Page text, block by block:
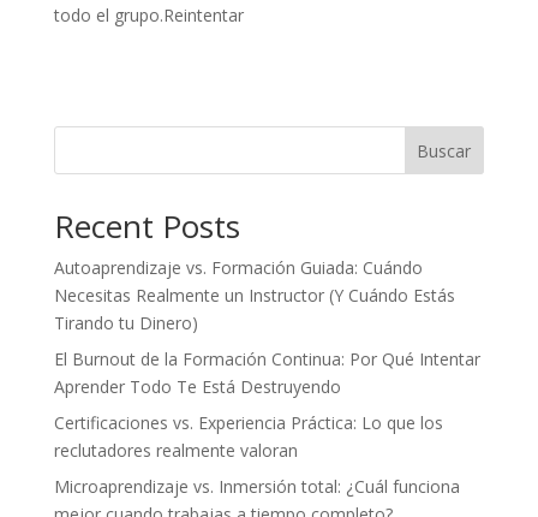
todo el grupo.Reintentar
Buscar
Recent Posts
Autoaprendizaje vs. Formación Guiada: Cuándo
Necesitas Realmente un Instructor (Y Cuándo Estás
Tirando tu Dinero)
El Burnout de la Formación Continua: Por Qué Intentar
Aprender Todo Te Está Destruyendo
Certificaciones vs. Experiencia Práctica: Lo que los
reclutadores realmente valoran
Microaprendizaje vs. Inmersión total: ¿Cuál funciona